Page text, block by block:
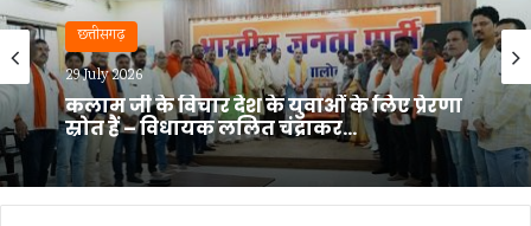
chhattisgarh
24 July 2026
भिलाई के उद्योगों की समस्याओं पर निगम
आयुक्त का फोकस, उद्योग चैंबर के
प्रतिनिधिमंडल से की अहम चर्चा…